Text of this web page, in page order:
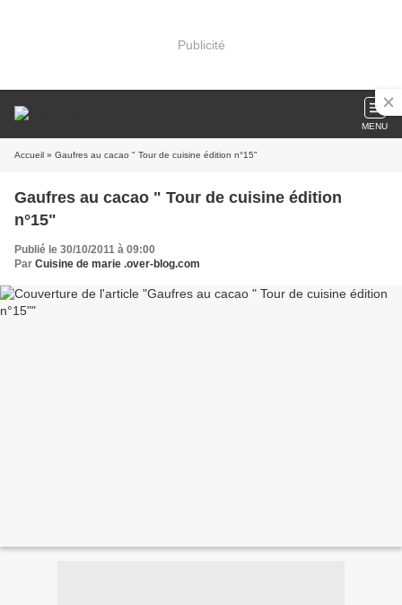
Publicité
MENU
Accueil » Gaufres au cacao " Tour de cuisine édition n°15"
Gaufres au cacao " Tour de cuisine édition
n°15"
Publié le 30/10/2011 à 09:00
Par Cuisine de marie .over-blog.com